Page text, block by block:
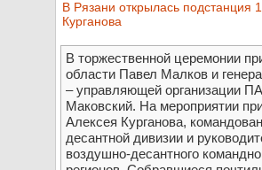
В Рязани открылась подстанция
Курганова
В торжественной церемонии
области Павел Малков и
– управляющей организации
Маковский. На мероприятии
Алексея Курганова,
десантной дивизии и
воздушно-десантного